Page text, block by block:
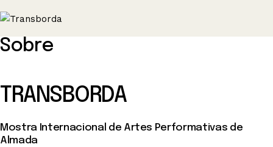
Sobre
TRANSBORDA
Mostra Internacional de Artes Performativas de
Almada